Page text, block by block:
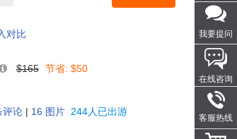
对比
$165 节省: $50
评论 | 16 图片 244人已出游
我要提问
在线咨询
客服热线